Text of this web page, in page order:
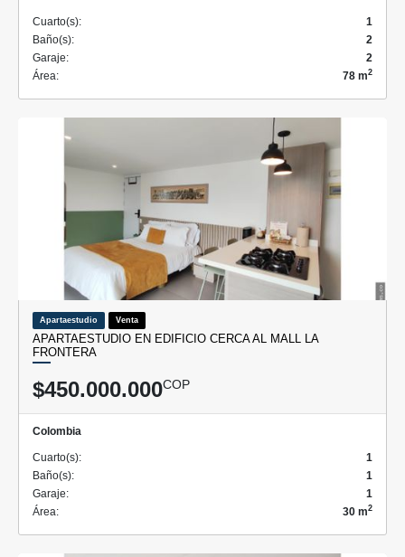
Cuarto(s):
1
Baño(s):
2
Garaje:
2
Área:
78 m2
Apartaestudio Venta
APARTAESTUDIO EN EDIFICIO CERCA AL MALL LA
FRONTERA
$450.000.000COP
Colombia
Cuarto(s):
1
Baño(s):
1
Garaje:
1
Área:
30 m2